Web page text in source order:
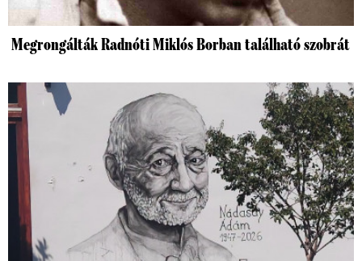
Megrongálták Radnóti Miklós Borban található szobrát